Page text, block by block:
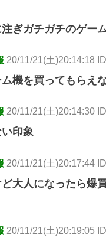
ぎガチガチのゲー
20/11/21(土)20:14:18
機を買ってもらえ
20/11/21(土)20:14:30
印象
20/11/21(土)20:17:44
大人になったら爆
20/11/21(土)20:19:05